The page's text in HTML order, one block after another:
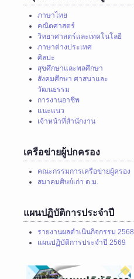
ภาษาไทย
คณิตศาสตร์
วิทยาศาสตร์และเทคโนโลยี
ภาษาต่างประเทศ
ศิลปะ
สุขศึกษาและพลศึกษา
สังคมศึกษา ศาสนาและ
วัฒนธรรม
การงานอาชีพ
แนะแนว
เจ้าหน้าที่สำนักงาน
เครือข่ายผู้ปกครอง
คณะกรรมการเครือข่ายผู้ครอง
สมาคมศิษย์เก่า ด.ม.
แผนปฏิบัติการประจำปี
รายงานผลดำเนินกิจกรรม 2568
แผนปฏิบัติการประจำปี 2569